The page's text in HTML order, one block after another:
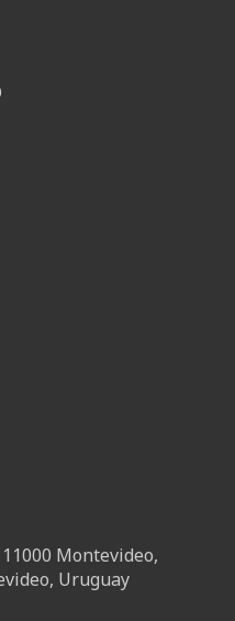
Montevideo,
Uruguay